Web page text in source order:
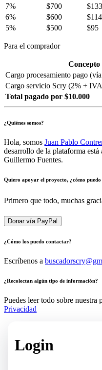
7%
$700 $133
6%
$600 $114
5%
$500 $95
Para el comprador
Concepto
Cargo procesamiento pago
Cargo servicio Scry (2% +
Total pagado por $10.000
¿Quiénes somos?
Hola, somos Juan Pablo
desarrollo de la plataforma
Guillermo Fuentes.
Quiero apoyar el proyecto, ¿cómo puedo
Primero que todo, muchas
Donar vía PayPal
¿Cómo los puedo contactar?
Escríbenos a
¿Recolectan algún tipo de información?
Puedes leer todo sobre
Privacidad
Login